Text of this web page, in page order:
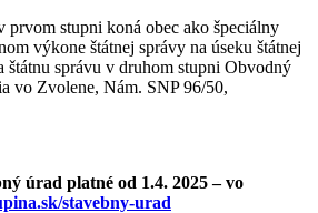
stupni koná obec ako špeciálny
výkone štátnej správy na úseku štátnej
štátnu správu v druhom stupni Obvodný
vo Zvolene, Nám. SNP 96/50,
úrad platné od 1.4. 2025 – vo
stavebny-urad